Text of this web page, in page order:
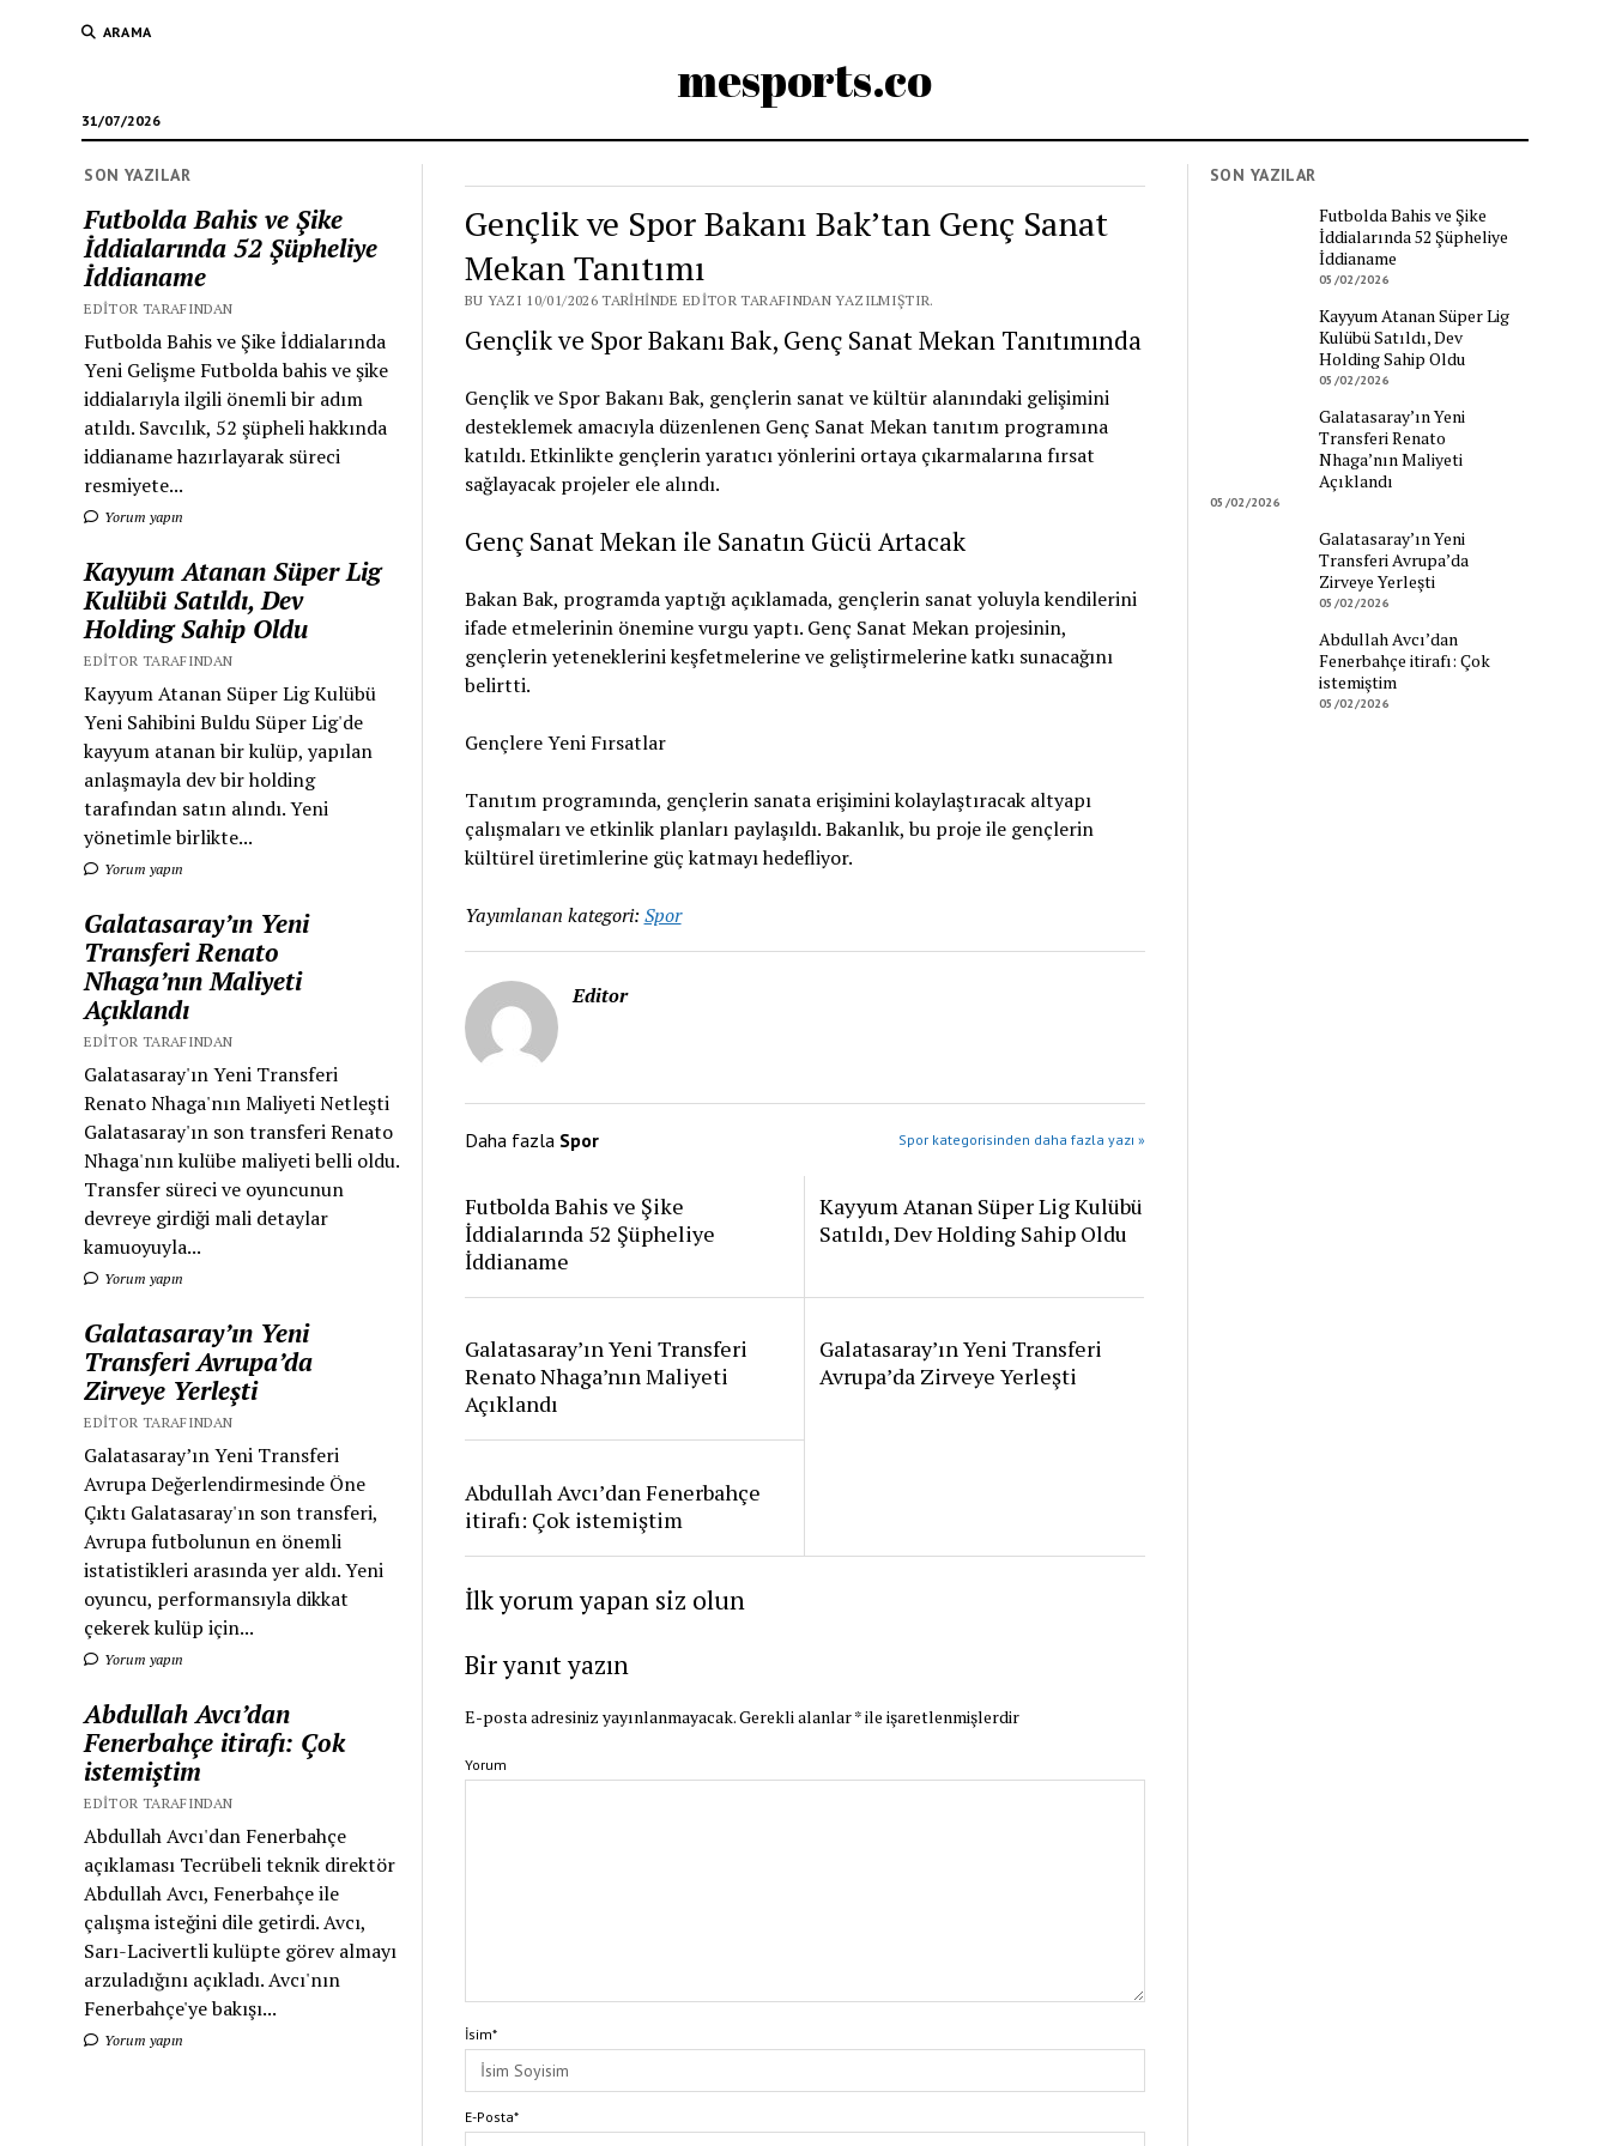
ARAMA
mesports.co
31/07/2026
SON YAZILAR
Futbolda Bahis ve Şike
İddialarında 52 Şüpheliye
İddianame
EDITOR TARAFINDAN
Futbolda Bahis ve Şike İddialarında
Yeni Gelişme Futbolda bahis ve şike
iddialarıyla ilgili önemli bir adım
atıldı. Savcılık, 52 şüpheli hakkında
iddianame hazırlayarak süreci
resmiyete...
Yorum yapın
Kayyum Atanan Süper Lig
Kulübü Satıldı, Dev
Holding Sahip Oldu
EDITOR TARAFINDAN
Kayyum Atanan Süper Lig Kulübü
Yeni Sahibini Buldu Süper Lig'de
kayyum atanan bir kulüp, yapılan
anlaşmayla dev bir holding
tarafından satın alındı. Yeni
yönetimle birlikte...
Yorum yapın
Galatasaray’ın Yeni
Transferi Renato
Nhaga’nın Maliyeti
Açıklandı
EDITOR TARAFINDAN
Galatasaray'ın Yeni Transferi
Renato Nhaga'nın Maliyeti Netleşti
Galatasaray'ın son transferi Renato
Nhaga'nın kulübe maliyeti belli oldu.
Transfer süreci ve oyuncunun
devreye girdiği mali detaylar
kamuoyuyla...
Yorum yapın
Galatasaray’ın Yeni
Transferi Avrupa’da
Zirveye Yerleşti
EDITOR TARAFINDAN
Galatasaray’ın Yeni Transferi
Avrupa Değerlendirmesinde Öne
Çıktı Galatasaray'ın son transferi,
Avrupa futbolunun en önemli
istatistikleri arasında yer aldı. Yeni
oyuncu, performansıyla dikkat
çekerek kulüp için...
Yorum yapın
Abdullah Avcı’dan
Fenerbahçe itirafı: Çok
istemiştim
EDITOR TARAFINDAN
Abdullah Avcı'dan Fenerbahçe
açıklaması Tecrübeli teknik direktör
Abdullah Avcı, Fenerbahçe ile
çalışma isteğini dile getirdi. Avcı,
Sarı-Lacivertli kulüpte görev almayı
arzuladığını açıkladı. Avcı'nın
Fenerbahçe'ye bakışı...
Yorum yapın
Gençlik ve Spor Bakanı Bak’tan Genç Sanat
Mekan Tanıtımı
BU YAZI 10/01/2026 TARIHINDE EDITOR TARAFINDAN YAZILMIŞTIR.
Gençlik ve Spor Bakanı Bak, Genç Sanat Mekan Tanıtımında
Gençlik ve Spor Bakanı Bak, gençlerin sanat ve kültür alanındaki gelişimini
desteklemek amacıyla düzenlenen Genç Sanat Mekan tanıtım programına
katıldı. Etkinlikte gençlerin yaratıcı yönlerini ortaya çıkarmalarına fırsat
sağlayacak projeler ele alındı.
Genç Sanat Mekan ile Sanatın Gücü Artacak
Bakan Bak, programda yaptığı açıklamada, gençlerin sanat yoluyla kendilerini
ifade etmelerinin önemine vurgu yaptı. Genç Sanat Mekan projesinin,
gençlerin yeteneklerini keşfetmelerine ve geliştirmelerine katkı sunacağını
belirtti.
Gençlere Yeni Fırsatlar
Tanıtım programında, gençlerin sanata erişimini kolaylaştıracak altyapı
çalışmaları ve etkinlik planları paylaşıldı. Bakanlık, bu proje ile gençlerin
kültürel üretimlerine güç katmayı hedefliyor.
Yayımlanan kategori: Spor
Editor
Daha fazla Spor Spor kategorisinden daha fazla yazı »
Futbolda Bahis ve Şike
İddialarında 52 Şüpheliye
İddianame
Kayyum Atanan Süper Lig Kulübü
Satıldı, Dev Holding Sahip Oldu
Galatasaray’ın Yeni Transferi
Renato Nhaga’nın Maliyeti
Açıklandı
Galatasaray’ın Yeni Transferi
Avrupa’da Zirveye Yerleşti
Abdullah Avcı’dan Fenerbahçe
itirafı: Çok istemiştim
İlk yorum yapan siz olun
Bir yanıt yazın
E-posta adresiniz yayınlanmayacak.Gerekli alanlar*ile işaretlenmişlerdir
Yorum
İsim*
E-Posta*
SON YAZILAR
Futbolda Bahis ve Şike
İddialarında 52 Şüpheliye
İddianame
05/02/2026
Kayyum Atanan Süper Lig
Kulübü Satıldı, Dev
Holding Sahip Oldu
05/02/2026
Galatasaray’ın Yeni
Transferi Renato
Nhaga’nın Maliyeti
Açıklandı
05/02/2026
Galatasaray’ın Yeni
Transferi Avrupa’da
Zirveye Yerleşti
05/02/2026
Abdullah Avcı’dan
Fenerbahçe itirafı: Çok
istemiştim
05/02/2026